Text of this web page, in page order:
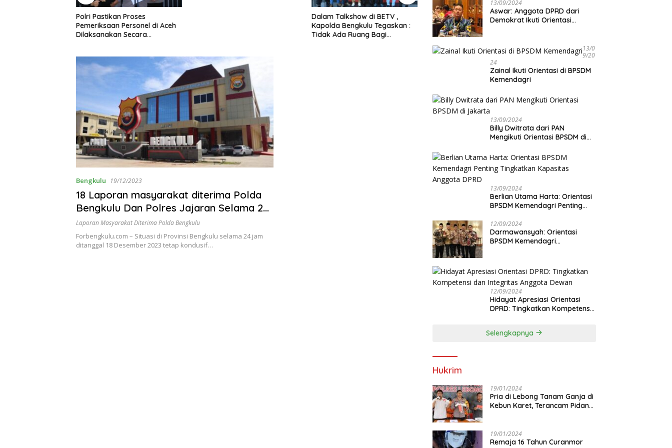
Polri Pastikan Proses
Pemeriksaan Personel di Aceh
Dilaksanakan Secara
Dalam Talkshow di BETV ,
Kapolda Bengkulu Tegaskan :
Tidak Ada Ruang Bagi
Lewat Podcast Tribun
Bengkulu, Kapolda Bengkulu
Paparkan Komitmen
Mewujudkan Polri yang
Profesional dan Humanis
Bengkulu 19/12/2023
18 Laporan masyarakat diterima Polda
Bengkulu Dan Polres Jajaran Selama 24
jam ditanggal 18 Desember 2023
Laporan Masyarakat Diterima Polda Bengkulu
Forbengkulu.com – Situasi di Provinsi Bengkulu selama 24 jam
ditanggal 18 Desember 2023 tetap kondusif…
13/09/2024
Aswar: Anggota DPRD dari
Demokrat Ikuti Orientasi
13/0
9/20
24
Zainal Ikuti Orientasi di BPSDM
Kemendagri
13/09/2024
Billy Dwitrata dari PAN
Mengikuti Orientasi BPSDM di
13/09/2024
Berlian Utama Harta: Orientasi
BPSDM Kemendagri Penting
DPRD
12/09/2024
Darmawansyah: Orientasi
BPSDM Kemendagri
12/09/2024
Hidayat Apresiasi Orientasi
DPRD: Tingkatkan Kompetensi
Selengkapnya
Hukrim
19/01/2024
Pria di Lebong Tanam Ganja di
Kebun Karet, Terancam Pidana
19/01/2024
Remaja 16 Tahun Curanmor